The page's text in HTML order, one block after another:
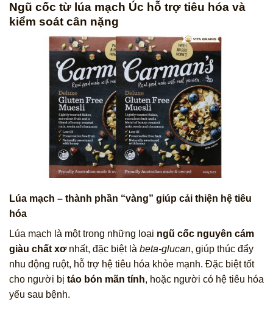
Ngũ cốc từ lúa mạch Úc hỗ trợ tiêu hóa và
kiểm soát cân nặng
Lúa mạch – thành phần “vàng” giúp cải thiện hệ tiêu
hóa
Lúa mạch là một trong những loại ngũ cốc nguyên cám
giàu chất xơnhất, đặc biệt là beta‑glucan, giúp thúc đẩy
nhu động ruột, hỗ trợ hệ tiêu hóa khỏe mạnh. Đặc biệt tốt
cho người bị táo bón mãn tính, hoặc người có hệ tiêu hóa
yếu sau bệnh.